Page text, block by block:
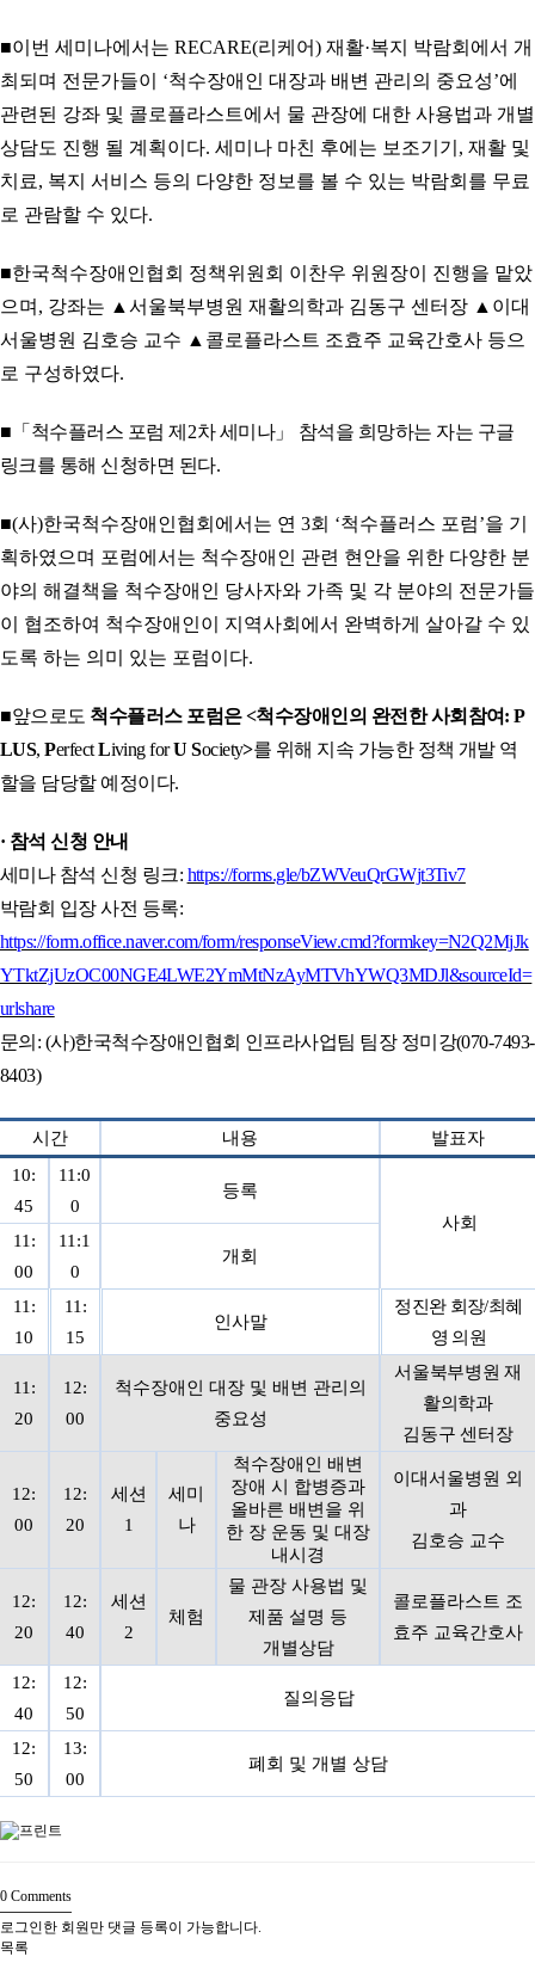
■이번 세미나에서는 RECARE(리케어) 재활·복지 박람회에서 개
최되며 전문가들이 ‘척수장애인 대장과 배변 관리의 중요성’에
관련된 강좌 및 콜로플라스트에서 물 관장에 대한 사용법과 개별
상담도 진행 될 계획이다. 세미나 마친 후에는 보조기기 , 재활 및
치료, 복지 서비스 등의 다양한 정보를 볼 수 있는 박람회를 무료
로 관람할 수 있다.
■한국척수장애인협회 정책위원회 이찬우 위원장이 진행을 맡았
으며 , 강좌는 ▲ 서울북부병원 재활의학과 김동구 센터장 ▲ 이대
서울병원 김호승 교수 ▲ 콜로플라스트 조효주 교육간호사 등으
로 구성하였다.
■「 척수플러스 포럼 제 2차 세미나」 참석을 희망하는 자는 구글
링크를 통해 신청하면 된다.
■(사)한국척수장애인협회에서는 연 3회 ‘척수플러스 포럼’을 기
획하였으며 포럼에서는 척수장애인 관련 현안을 위한 다양한 분
야의 해결책을 척수장애인 당사자와 가족 및 각 분야의 전문가들
이 협조하여 척수장애인이 지역사회에서 완벽하게 살아갈 수 있
도록 하는 의미 있는 포럼이다.
■앞으로도 척수플러스 포럼은<척수장애인의 완전한 사회참여: P
LUS,PerfectLiving forU Society>를 위해 지속 가능한 정책 개발 역
할을 담당할 예정이다.
· 참석 신청 안내
세미나 참석 신청 링크: https://forms.gle/bZWVeuQrGWjt3Tiv7
박람회 입장 사전 등록:
https://form.office.naver.com/form/responseView.cmd?formkey=N2Q2MjJk
YTktZjUzOC00NGE4LWE2YmMtNzAyMTVhYWQ3MDJl&sourceId=
urlshare
문의 : (사)한국척수장애인협회 인프라사업팀 팀장 정미강(070-7493-
8403)
시간 내용
발표자
10:
45
11:0
0
등록
사회
11:
00
11:1
0
개회
11:
10
11:
15
인사말
정진완 회장/최혜
영 의원
11:
20
12:
00
척수장애인 대장 및 배변 관리의
중요성
서울북부병원 재
활의학과
김동구 센터장
12:
00
12:
20
세션
1
세미
나
척수장애인 배변
장애 시 합병증과
올바른 배변을 위
한 장 운동 및 대장
내시경
이대서울병원 외
과
김호승 교수
12:
20
12:
40
세션
2
체험
물 관장 사용법 및
제품 설명 등
개별상담
콜로플라스트 조
효주 교육간호사
12:
40
12:
50
질의응답
12:
50
13:
00
폐회 및 개별 상담
0 Comments
로그인한 회원만 댓글 등록이 가능합니다.
목록